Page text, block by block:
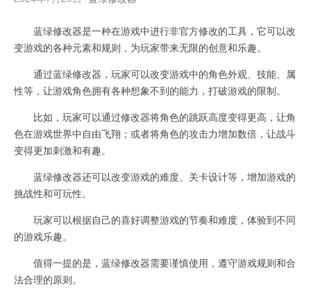
蓝绿修改器是一种在游戏中进行非官方修改的工具，它可以改
变游戏的各种元素和规则，为玩家带来无限的创意和乐趣。
通过蓝绿修改器，玩家可以改变游戏中的角色外观、技能、属
性等，让游戏角色拥有各种想象不到的能力，打破游戏的限制。
比如，玩家可以通过修改器将角色的跳跃高度变得更高，让角
色在游戏世界中自由飞翔；或者将角色的攻击力增加数倍，让战斗
变得更加刺激和有趣。
蓝绿修改器还可以改变游戏的难度、关卡设计等，增加游戏的
挑战性和可玩性。
玩家可以根据自己的喜好调整游戏的节奏和难度，体验到不同
的游戏乐趣。
值得一提的是，蓝绿修改器需要谨慎使用，遵守游戏规则和合
法合理的原则。